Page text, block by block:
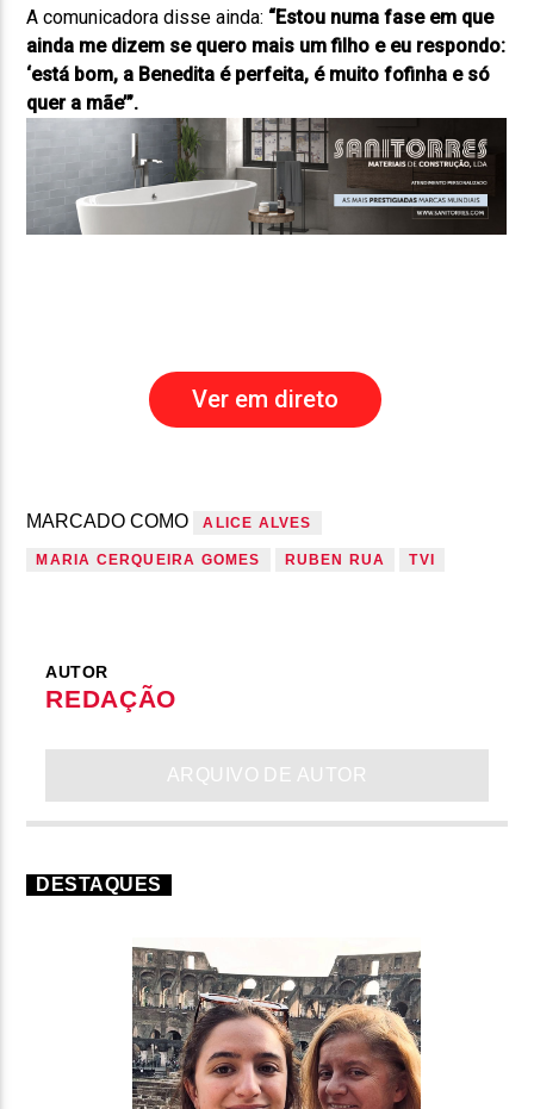
A comunicadora disse ainda: “Estou numa fase em que
ainda me dizem se quero mais um filho e eu respondo:
‘está bom, a Benedita é perfeita, é muito fofinha e só
quer a mãe’”.
Ver em direto
MARCADO COMO ALICE ALVES
MARIA CERQUEIRA GOMES RUBEN RUA TVI
AUTOR
REDAÇÃO
ARQUIVO DE AUTOR
DESTAQUES